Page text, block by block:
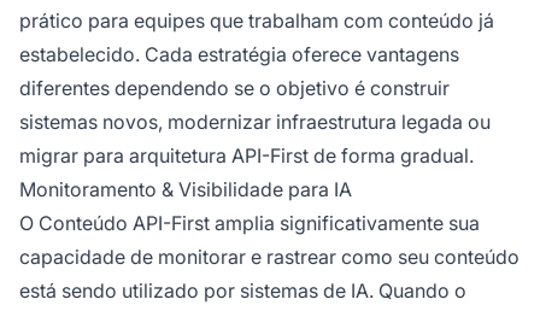
prático para equipes que trabalham com conteúdo já
estabelecido. Cada estratégia oferece vantagens
diferentes dependendo se o objetivo é construir
sistemas novos, modernizar infraestrutura legada ou
migrar para arquitetura API-First de forma gradual.
Monitoramento & Visibilidade para IA
O Conteúdo API-First amplia significativamente sua
capacidade de monitorar e rastrear como seu conteúdo
está sendo utilizado por sistemas de IA. Quando o